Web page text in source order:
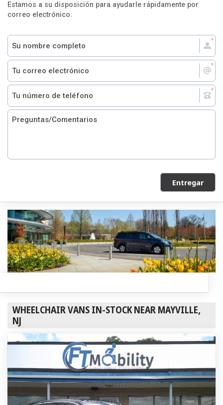
Estamos a su disposición para ayudarle rápidamente por
correo electrónico.
Entregar
WHEELCHAIR VANS IN-STOCK NEAR MAYVILLE,
NJ